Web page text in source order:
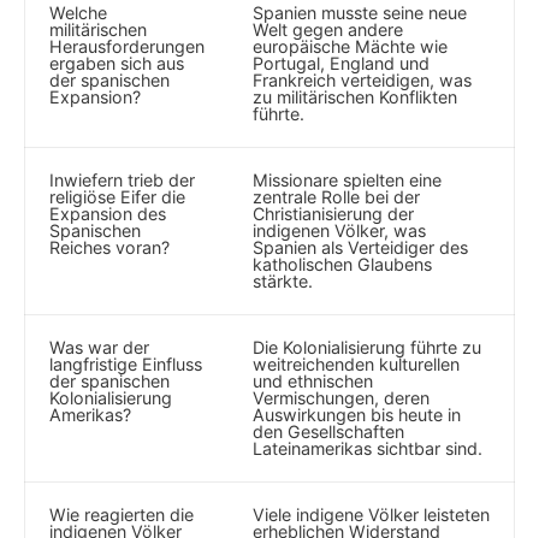
Welche
militärischen
Herausforderungen
ergaben sich aus ​
der ‍spanischen
Expansion?
Spanien musste seine‌ neue
Welt gegen⁣ andere
europäische Mächte wie
Portugal, England und
Frankreich verteidigen, ‍was⁤
zu ‌militärischen Konflikten
führte.
Inwiefern trieb der
religiöse Eifer die
Expansion des
Spanischen⁢
Reiches voran?
Missionare spielten eine
zentrale Rolle bei der‍
Christianisierung der
indigenen Völker, was
Spanien als Verteidiger des
katholischen Glaubens
⁣stärkte.
Was war der
langfristige Einfluss
​der spanischen
Kolonialisierung
Amerikas?
Die Kolonialisierung führte⁣ zu
weitreichenden ⁢kulturellen
‍und ethnischen
Vermischungen, deren
Auswirkungen bis heute in⁤
den ⁣Gesellschaften
Lateinamerikas sichtbar sind.
Wie reagierten die
indigenen Völker‍
Viele ​indigene Völker ⁤leisteten
erheblichen Widerstand